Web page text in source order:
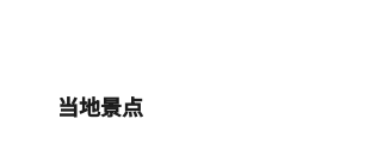
当地景点